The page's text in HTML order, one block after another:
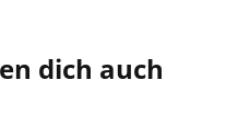
dich auch